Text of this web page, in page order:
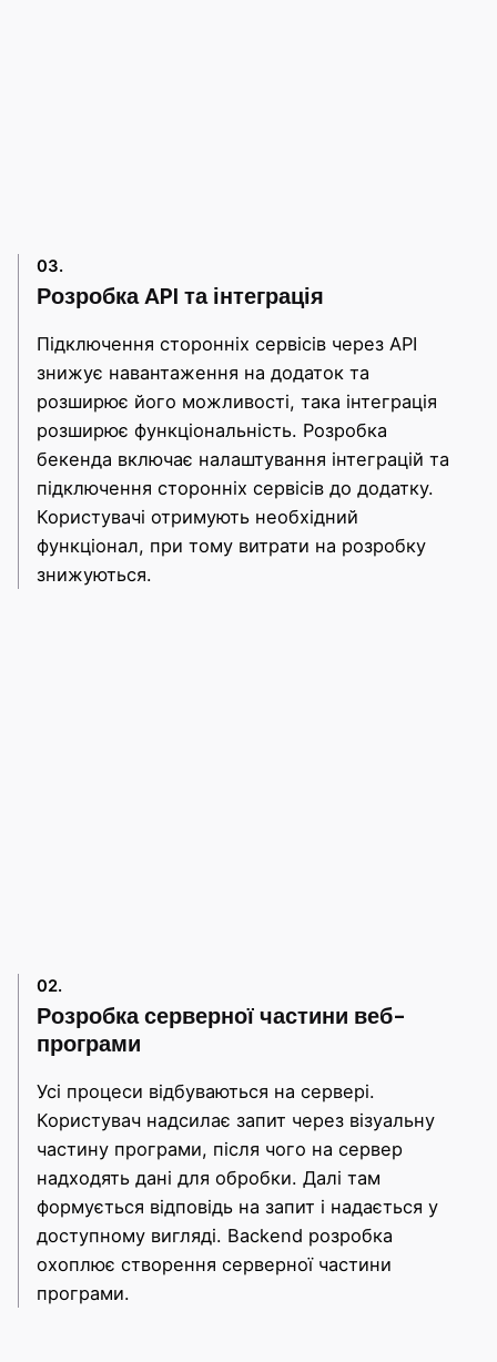
03.
Розробка API та інтеграція
Підключення сторонніх сервісів через API
знижує навантаження на додаток та
розширює його можливості, така інтеграція
розширює функціональність. Розробка
бекенда включає налаштування інтеграцій та
підключення сторонніх сервісів до додатку.
Користувачі отримують необхідний
функціонал, при тому витрати на розробку
знижуються.
02.
Розробка серверної частини веб-
програми
Усі процеси відбуваються на сервері.
Користувач надсилає запит через візуальну
частину програми, після чого на сервер
надходять дані для обробки. Далі там
формується відповідь на запит і надається у
доступному вигляді. Backend розробка
охоплює створення серверної частини
програми.